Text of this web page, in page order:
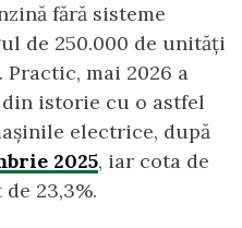
fără sisteme
de 250.000 de unități
Practic, mai 2026 a
istorie cu o astfel
electrice, după
2025, iar cota de
23,3%.